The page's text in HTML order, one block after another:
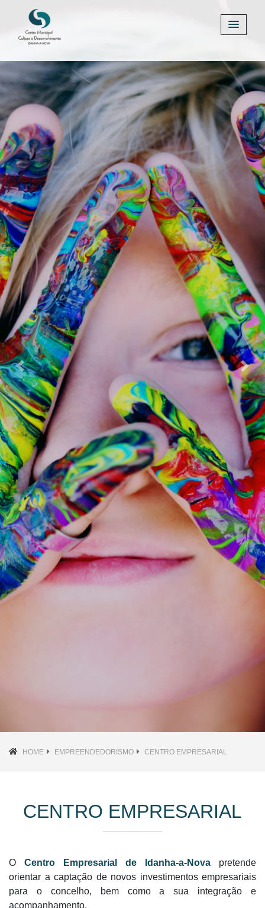
Previous Next
HOME EMPREENDEDORISMO CENTRO EMPRESARIAL
CENTRO EMPRESARIAL
O Centro Empresarial de Idanha-a-Nova pretende
orientar a captação de novos investimentos empresariais
para o concelho, bem como a sua integração e
acompanhamento.